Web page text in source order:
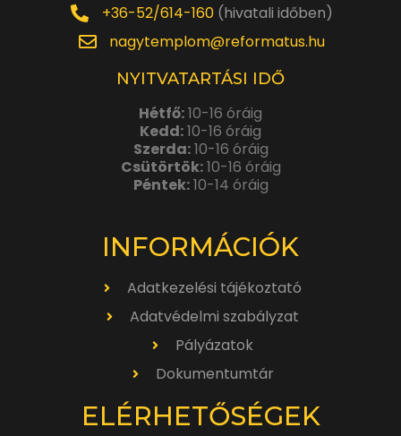
+36-52/614-160(hivatali időben)
nagytemplom@reformatus.hu
NYITVATARTÁSI IDŐ
Hétfő:10-16 óráig
Kedd:10-16 óráig
Szerda:10-16 óráig
Csütörtök:10-16 óráig
Péntek:10-14 óráig
INFORMÁCIÓK
Adatkezelési tájékoztató
Adatvédelmi szabályzat
Pályázatok
Dokumentumtár
ELÉRHETŐSÉGEK